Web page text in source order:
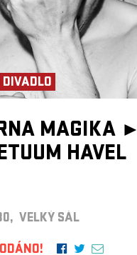
MAGIKA ►
HAVEL
VELKÝ SÁL